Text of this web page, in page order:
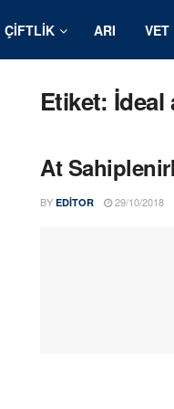
ÇIFTLIK ARI VET
Etiket: İdeal
At
BY EDITOR 29/10/2018